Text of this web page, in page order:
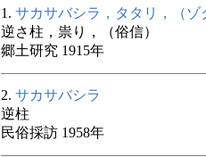
1. サカサバシラ，タタリ，（ゾ
逆さ柱，祟り，（俗信）
郷土研究 1915年
2. サカサバシラ
逆柱
民俗採訪 1958年